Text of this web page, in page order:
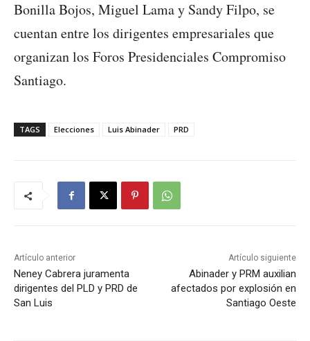
Bonilla Bojos, Miguel Lama y Sandy Filpo, se
cuentan entre los dirigentes empresariales que
organizan los Foros Presidenciales Compromiso
Santiago.
TAGS Elecciones Luis Abinader PRD
Artículo anterior
Neney Cabrera juramenta
dirigentes del PLD y PRD de
San Luis
Artículo siguiente
Abinader y PRM auxilian
afectados por explosión en
Santiago Oeste